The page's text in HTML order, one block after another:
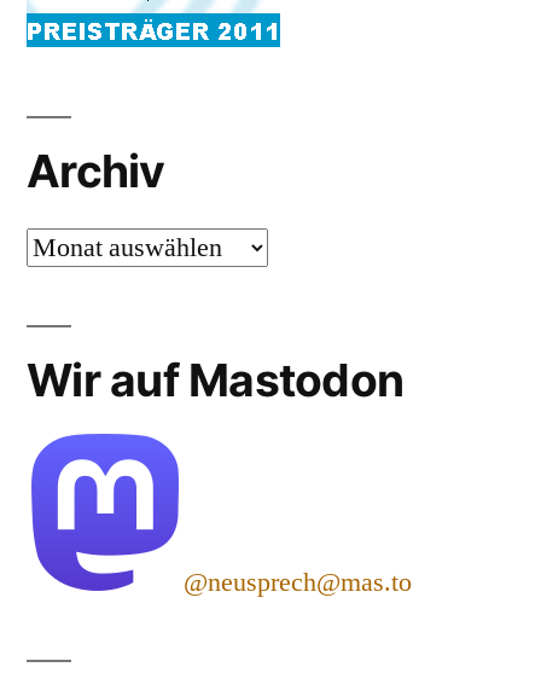
Archiv
Archiv
Wir auf Mastodon
@neusprech@mas.to